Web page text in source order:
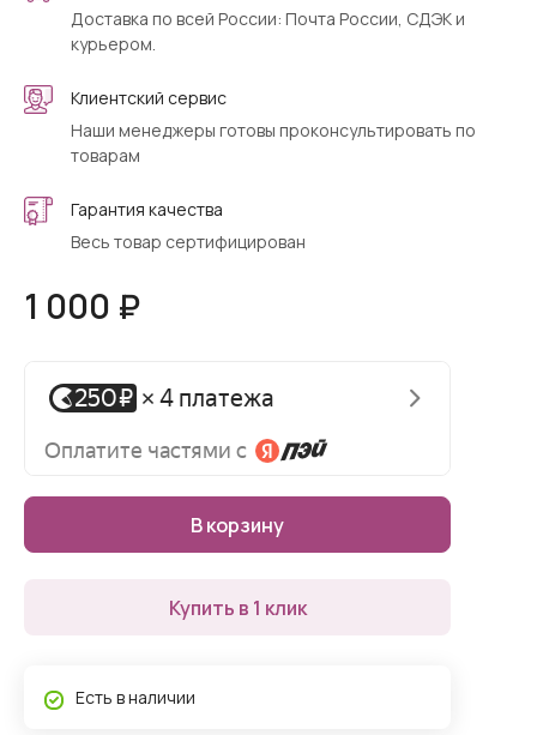
Доставка по всей России: Почта России, СДЭК и
курьером.
Клиентский сервис
Наши менеджеры готовы проконсультировать по
товарам
Гарантия качества
Весь товар сертифицирован
1 000 ₽
В корзину
Купить в 1 клик
Есть в наличии